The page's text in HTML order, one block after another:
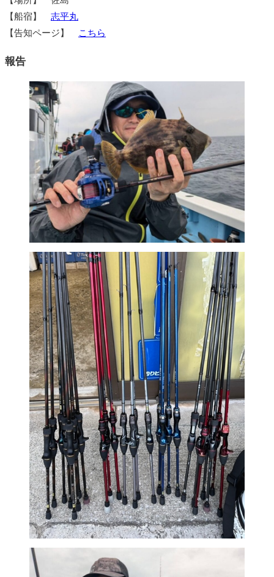
【船宿】 志平丸
【告知ページ】
こちら
報告